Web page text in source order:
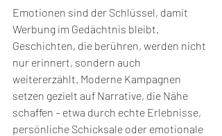
Emotionen sind der Schlüssel, damit
Werbung im Gedächtnis bleibt.
Geschichten, die berühren, werden nicht
nur erinnert, sondern auch
weitererzählt. Moderne Kampagnen
setzen gezielt auf Narrative, die Nähe
schaffen – etwa durch echte Erlebnisse,
persönliche Schicksale oder emotionale